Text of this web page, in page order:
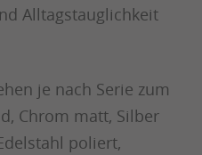
Alltagstauglichkeit
je nach Serie zum
Chrom matt, Silber
poliert,